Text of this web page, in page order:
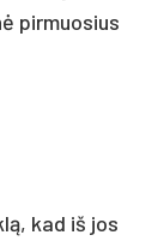
pir­muo­sius
kad iš jos